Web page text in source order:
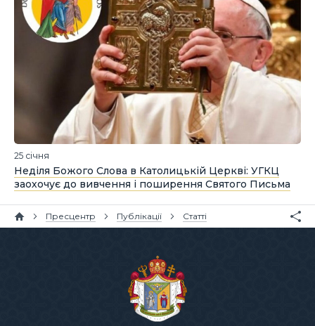
25 січня
Неділя Божого Слова в Католицькій Церкві: УГКЦ
заохочує до вивчення і поширення Святого Письма
Пресцентр Публікації Статті